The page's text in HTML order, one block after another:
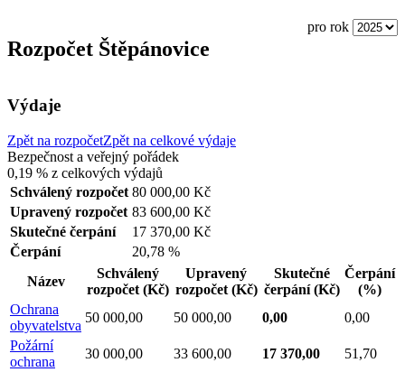
pro rok
Rozpočet Štěpánovice
Výdaje
Zpět na rozpočetZpět na celkové výdaje
Bezpečnost a veřejný pořádek
0,19 % z celkových výdajů
Schválený rozpočet 80 000,00 Kč
Upravený rozpočet 83 600,00 Kč
Skutečné čerpání
17 370,00 Kč
Čerpání
20,78 %
Název
Schválený
rozpočet (Kč)
Upravený
rozpočet (Kč)
Skutečné
čerpání(Kč)
Čerpání
(%)
Ochrana
obyvatelstva
50 000,00 50 000,00 0,00
0,00
Požární
ochrana
30 000,00 33 600,00 17 370,00
51,70